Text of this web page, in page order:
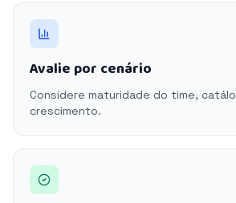
Avalie por cenário
Considere maturidade do time,
crescimento.